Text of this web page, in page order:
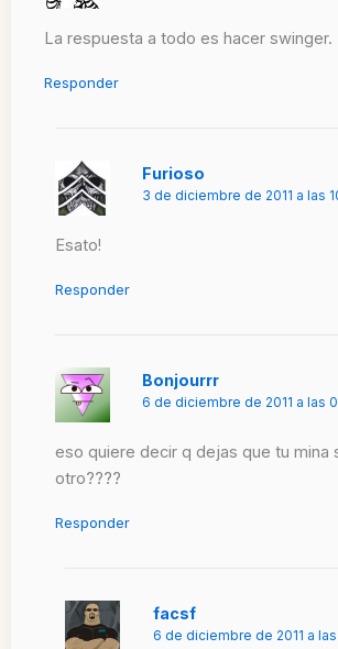
La respuesta a todo es hacer swinger.
Responder
Furioso
3 de diciembre de 2011 a las
Esato!
Responder
Bonjourrr
6 de diciembre de 2011 a las
eso quiere decir q dejas que tu mina
otro????
Responder
facsf
6 de diciembre de 2011 a